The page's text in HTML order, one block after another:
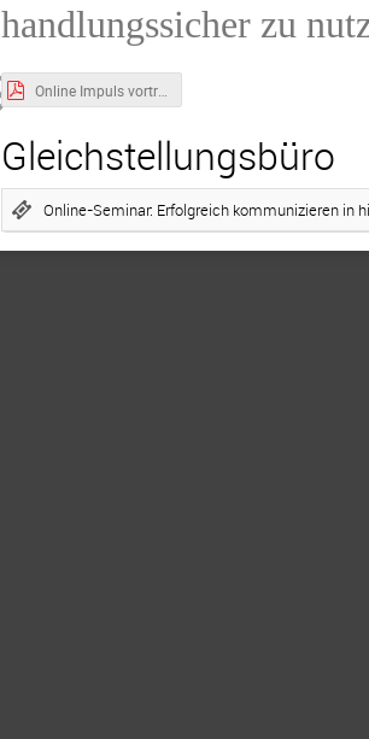
handlungssicher zu
Online Impuls vortrag Kommsysteme_thiel_202604 gezeigt.pdf
Gleichstellungsbüro
Online-Seminar: Erfolgreich kommunizieren in